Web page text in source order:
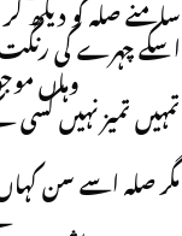
سامنے صلہ کو دیکھ
اسکے چہرے کی
وہاں
تمہیں تمیز نہیں
مگر صلہ اسے سن